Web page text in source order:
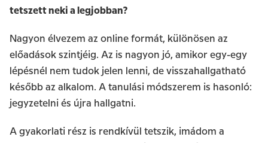
tetszett neki a legjobban?
Nagyon élvezem az online formát, különösen az
előadások szintjéig. Az is nagyon jó, amikor egy-egy
lépésnél nem tudok jelen lenni, de visszahallgatható
később az alkalom. A tanulási módszerem is hasonló:
jegyzetelni és újra hallgatni.
A gyakorlati rész is rendkívül tetszik, imádom a